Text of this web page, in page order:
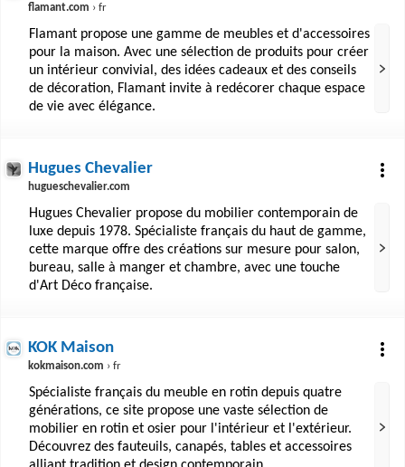
flamant.com › fr
Flamant propose une gamme de meubles et d'accessoires
pour la maison. Avec une sélection de produits pour créer
un intérieur convivial, des idées cadeaux et des conseils
de décoration, Flamant invite à redécorer chaque espace
de vie avec élégance.
Hugues Chevalier
hugueschevalier.com
Hugues Chevalier propose du mobilier contemporain de
luxe depuis 1978. Spécialiste français du haut de gamme,
cette marque offre des créations sur mesure pour salon,
bureau, salle à manger et chambre, avec une touche
d'Art Déco française.
KOK Maison
kokmaison.com › fr
Spécialiste français du meuble en rotin depuis quatre
générations, ce site propose une vaste sélection de
mobilier en rotin et osier pour l'intérieur et l'extérieur.
Découvrez des fauteuils, canapés, tables et accessoires